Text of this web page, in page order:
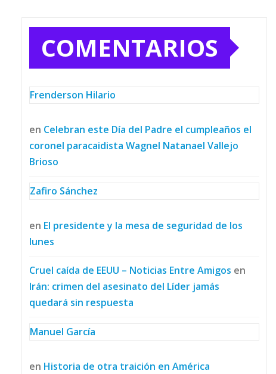
COMENTARIOS
Frenderson Hilario
en Celebran este Día del Padre el cumpleaños el
coronel paracaidista Wagnel Natanael Vallejo
Brioso
Zafiro Sánchez
en El presidente y la mesa de seguridad de los
lunes
Cruel caída de EEUU – Noticias Entre Amigos en
Irán: crimen del asesinato del Líder jamás
quedará sin respuesta
Manuel García
en Historia de otra traición en América